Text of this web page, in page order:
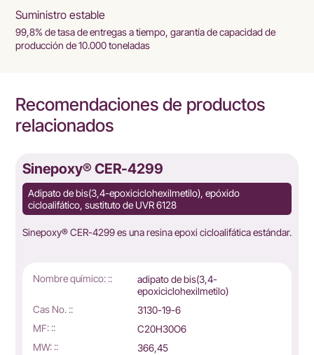
Suministro estable
99,8% de tasa de entregas a tiempo, garantía de capacidad de
producción de 10.000 toneladas
Recomendaciones de productos
relacionados
Sinepoxy® CER-4299
Adipato de bis(3,4-epoxiciclohexilmetilo), epóxido
cicloalifático, sustituto de UVR 6128
Sinepoxy® CER-4299 es una resina epoxi cicloalifática estándar.
Nombre químico: ::
adipato de bis(3,4-
epoxiciclohexilmetilo)
Cas No. ::
3130-19-6
MF: ::
C20H30O6
MW: ::
366,45